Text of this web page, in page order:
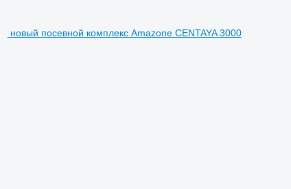
новый посевной комплекс Amazone CENTAYA 3000